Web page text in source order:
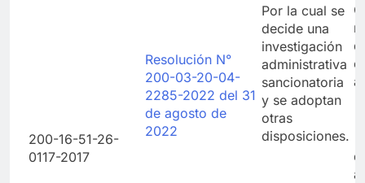
200-16-51-26-
0117-2017
Resolución N°
200-03-20-04-
2285-2022 del 31
de agosto de
2022
Por la cual se
decide una
investigación
administrativa
sancionatoria
y se adoptan
otras
disposiciones.
a